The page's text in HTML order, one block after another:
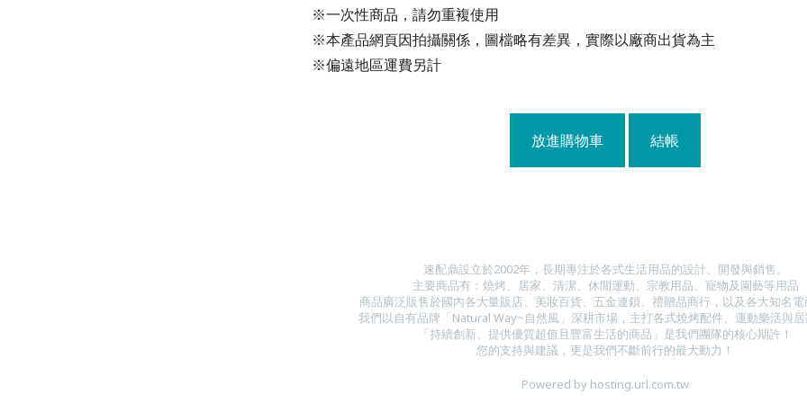
※一次性商品，請勿重複使用
※本產品網頁因拍攝關係，圖檔略有差異，實際以廠商出貨為主
※偏遠地區運費另計
放進購物車 結帳
速配鼎設立於2002年，長期專注於各式生活用品的設計、開發與銷售。
主要商品有：燒烤、居家、清潔、休閒運動、宗教用品、寵物及園藝等用品
商品廣泛販售於國內各大量販店、美妝百貨、五金連鎖、禮贈品商行，以及各大知名電
我們以自有品牌「Natural Way~自然風」深耕市場，主打各式燒烤配件、運動樂活與居
「持續創新、提供優質超值且豐富生活的商品」是我們團隊的核心期許！
您的支持與建議，更是我們不斷前行的最大動力！
Powered by hosting.url.com.tw